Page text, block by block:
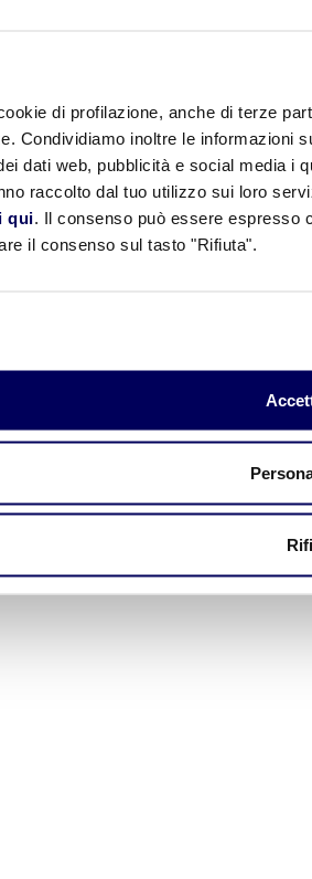
di profilazione, anche di terze
Condividiamo inoltre le informazioni
dati web, pubblicità e social media i
raccolto dal tuo utilizzo sui loro
qui. Il consenso può essere espresso
il consenso sul tasto "Rifiuta".